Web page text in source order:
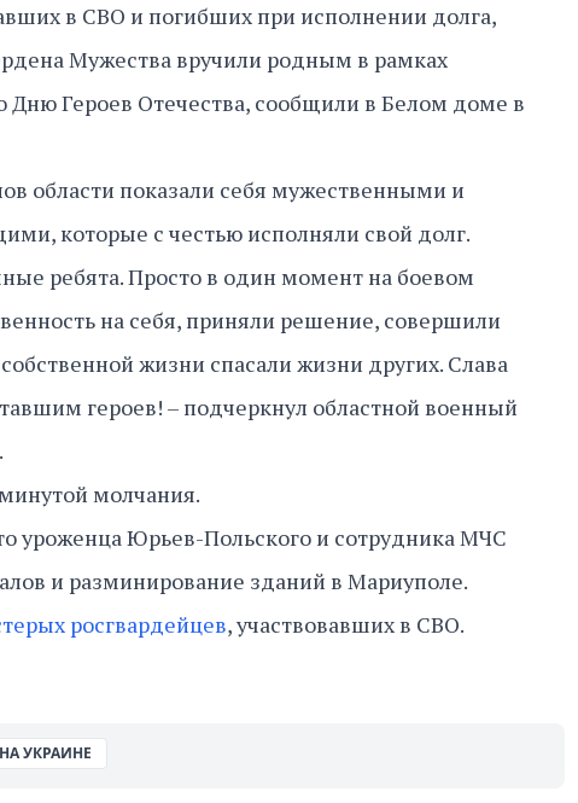
в СВО и погибших при исполнении долга,
Мужества вручили родным в рамках
Дню Героев Отечества, сообщили в Белом доме в
области показали себя мужественными и
которые с честью исполняли свой долг.
ребята. Просто в один момент на боевом
на себя, приняли решение, совершили
жизни спасали жизни других. Слава
героев! – подчеркнул областной военный
молчания.
уроженца Юрьев-Польского и сотрудника МЧС
и разминирование зданий в Мариуполе.
росгвардейцев, участвовавших в СВО.
УКРАИНЕ